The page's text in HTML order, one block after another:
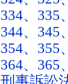
334、335
344、345
354、355
364、365